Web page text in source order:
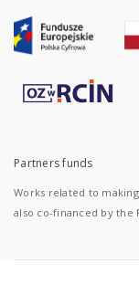
Partners funds
Works related to
also co-financed by the